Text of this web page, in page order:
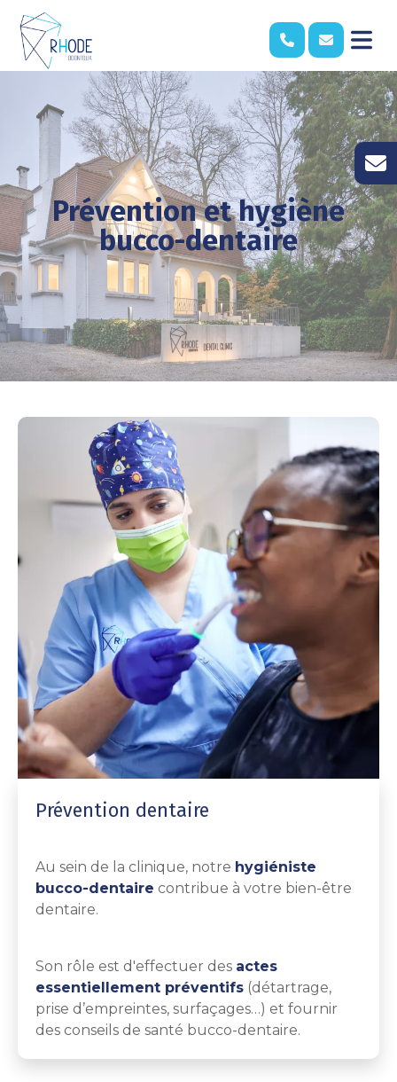
Prévention et hygiène
bucco-dentaire
Prévention dentaire
Au sein de la clinique, notre hygiéniste
bucco-dentaire contribue à votre bien-être
dentaire.
Son rôle est d'effectuer des actes
essentiellement préventifs (détartrage,
prise d’empreintes, surfaçages…) et fournir
des conseils de santé bucco-dentaire.